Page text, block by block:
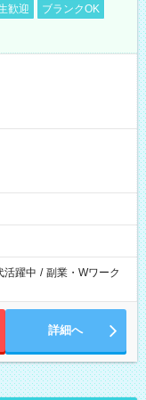
歓迎
ブランクOK
活躍中 / 副業・Wワーク
詳細へ